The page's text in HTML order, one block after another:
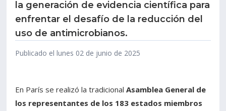
la generación de evidencia científica para
enfrentar el desafío de la reducción del
uso de antimicrobianos.
Publicado el lunes 02 de junio de 2025
En París se realizó la tradicional Asamblea General de
los representantes de los 183 estados miembros